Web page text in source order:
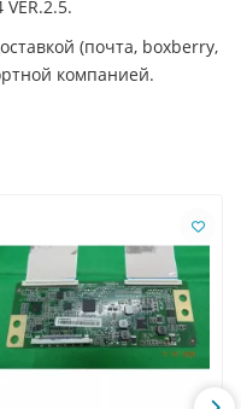
(почта, boxberry,
компанией.